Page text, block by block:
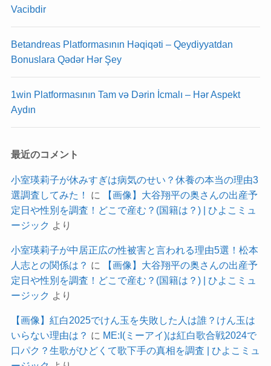
Vacibdir
Betandreas Platformasının Həqiqəti – Qeydiyyatdan
Bonuslara Qədər Hər Şey
1win Platformasının Tam və Dərin İcmalı – Hər Aspekt
Aydın
最近のコメント
小室瑛莉子が休みすぎは病気のせい？休養の本当の理由3
選調査してみた！
に
【画像】大谷翔平の奥さんの出産予
定日や性別を調査！どこで産む？(国籍は？) | ひよこミュ
ージック
より
小室瑛莉子が中居正広の性被害と言われる理由5選！松本
人志との関係は？ に
【画像】大谷翔平の奥さんの出産予
定日や性別を調査！どこで産む？(国籍は？) | ひよこミュ
ージック より
【画像】紅白2025でけん玉を失敗した人は誰？けん玉は
いらない理由は？ に ME:I(ミーアイ)は紅白歌合戦2024で
口パク？生歌がひどくて歌下手の真相を調査 | ひよこミュ